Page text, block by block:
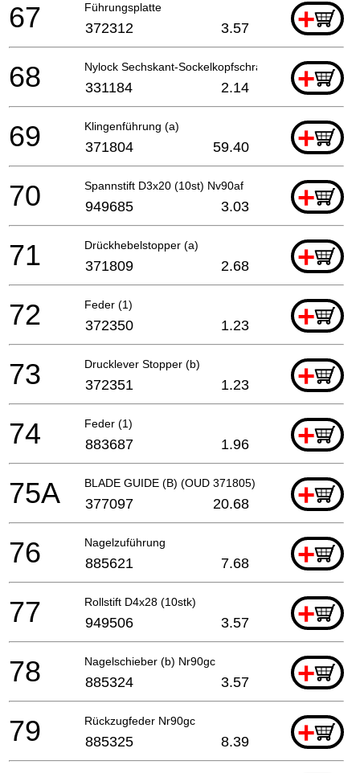
Führungsplatte +
67 372312 3.57
Nylock Sechskant-Sockelkopfschraube M3+
68 331184 2.14
Klingenführung (a) +
69 371804 59.40
Spannstift D3x20 (10st) Nv90af +
70 949685 3.03
Drückhebelstopper (a) +
71 371809 2.68
Feder (1) +
72 372350 1.23
Drucklever Stopper (b) +
73 372351 1.23
Feder (1) +
74 883687 1.96
BLADE GUIDE (B) (OUD 371805) +
75A 377097 20.68
Nagelzuführung +
76 885621 7.68
Rollstift D4x28 (10stk) +
77 949506 3.57
Nagelschieber (b) Nr90gc +
78 885324 3.57
Rückzugfeder Nr90gc +
79 885325 8.39